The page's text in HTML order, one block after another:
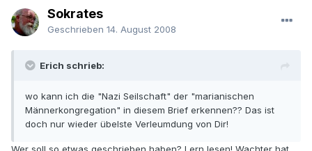
Sokrates
Geschrieben 14. August 2008
Erich schrieb:
wo kann ich die "Nazi Seilschaft" der "marianischen
Männerkongregation" in diesem Brief erkennen?? Das ist
doch nur wieder übelste Verleumdung von Dir!